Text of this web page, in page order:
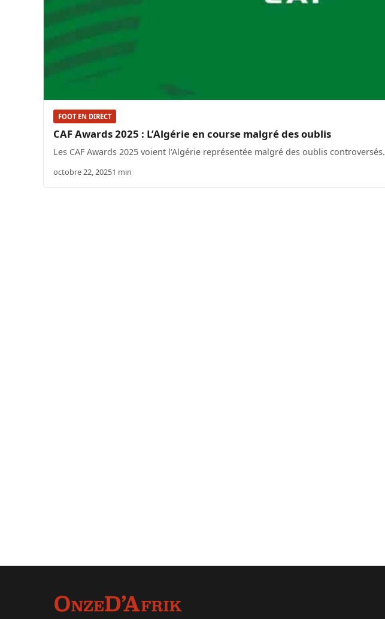
FOOT EN DIRECT
CAF Awards 2025 : L’Algérie en course malgré des oublis
Les CAF Awards 2025 voient l'Algérie représentée malgré des oublis controversés.
octobre 22, 20251 min